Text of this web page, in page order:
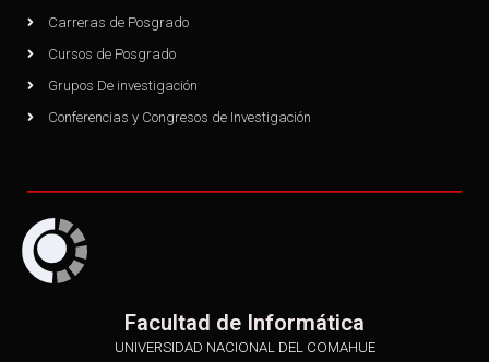
Carreras de Posgrado
Cursos de Posgrado
Grupos De investigación
Conferencias y Congresos de Investigación
Facultad de Informática
UNIVERSIDAD NACIONAL DEL COMAHUE